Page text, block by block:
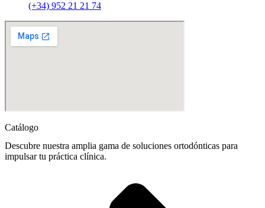
(+34) 952 21 21 74
Catálogo
Descubre nuestra amplia gama de soluciones ortodónticas para
impulsar tu práctica clínica.